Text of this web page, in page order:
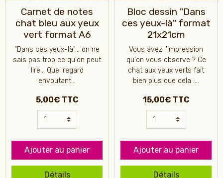
Carnet de notes
chat bleu aux yeux
vert format A6
"Dans ces yeux-là"... on ne
sais pas trop ce qu'on peut
lire... Quel regard
envoutant...
5,00€ TTC
Ajouter au panier
Détails
Bloc dessin "Dans
ces yeux-là" format
21x21cm
Vous avez l'impression
qu'on vous observe ? Ce
chat aux yeux verts fait
bien plus que cela :...
15,00€ TTC
Ajouter au panier
Détails